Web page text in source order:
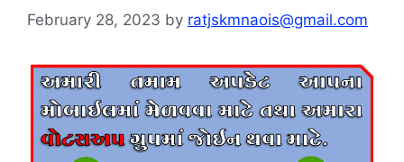
February 28, 2023 by ratjskmnaois@gmail.com